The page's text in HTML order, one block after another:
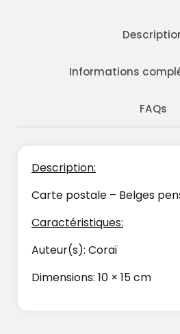
Informations
FAQs
Description:
Carte postale – Belges
Caractéristiques:
Auteur(s): Coraï
Dimensions: 10 × 15 cm